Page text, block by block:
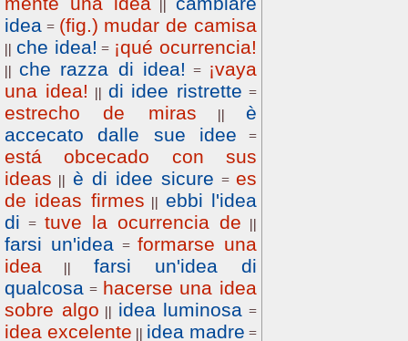
||
idea = (fig.) mudar de camisa
|| che idea! = ¡qué ocurrencia!
|| che razza di idea! = ¡vaya
una idea! || di idee ristrette =
estrecho de miras ||
è
accecato dalle sue idee =
está obcecado con sus
ideas || è di idee sicure = es
de ideas firmes || ebbi l'idea
di = tuve la ocurrencia de ||
farsi un'idea = formarse una
idea
||
farsi un'idea di
qualcosa = hacerse una idea
sobre algo || idea luminosa =
idea excelente || idea madre =